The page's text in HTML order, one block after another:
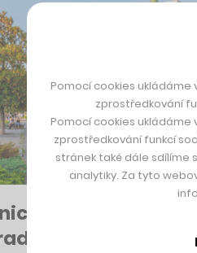
metra na
Pomocí cookies
zprostředkování
Pomocí cookies
zprostředkování funkcí
stránek také dále sdílíme
analytiky. Za tyto